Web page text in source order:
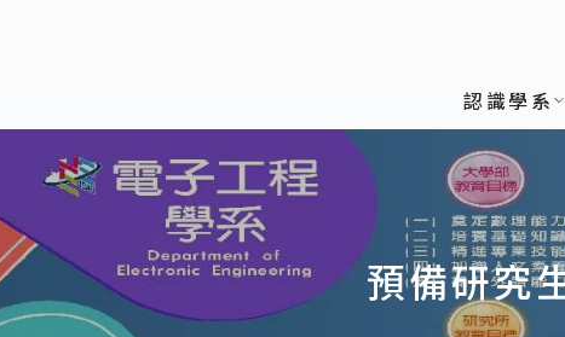
認識學系
預備研究